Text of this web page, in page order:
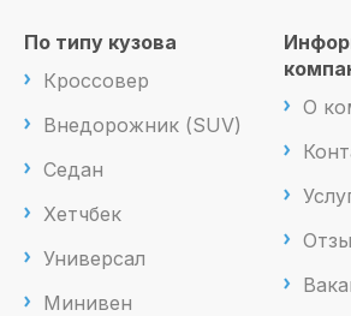
По типу кузова
Кроссовер
Внедорожник (SUV)
Седан
Хетчбек
Универсал
Минивен
О